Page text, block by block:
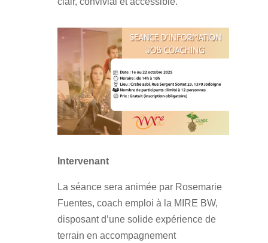
Intervenant
La séance sera animée par Rosemarie
Fuentes, coach emploi à la MIRE BW,
disposant d’une solide expérience de
terrain en accompagnement